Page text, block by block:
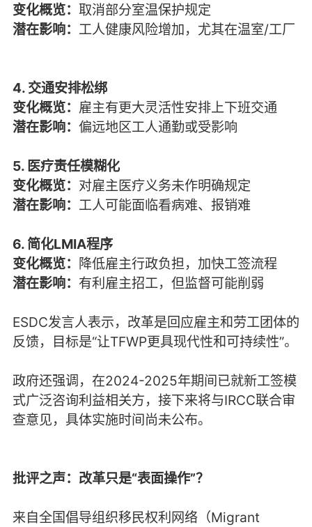
变化概览： 取消部分室温保护规定
潜在影响： 工人健康风险增加，尤其在温室/工厂
4. 交通安排松绑
变化概览： 雇主有更大灵活性安排上下班交通
潜在影响： 偏远地区工人通勤或受影响
5. 医疗责任模糊化
变化概览： 对雇主医疗义务未作明确规定
潜在影响： 工人可能面临看病难、报销难
6. 简化LMIA程序
变化概览： 降低雇主行政负担，加快工签流程
潜在影响： 有利雇主招工，但监督可能削弱
ESDC发言人表示，改革是回应雇主和劳工团体的
反馈，目标是“让TFWP更具现代性和可持续性”。
政府还强调，在2024-2025年期间已就新工签模
式广泛咨询利益相关方，接下来将与IRCC联合审
查意见，具体实施时间尚未公布。
批评之声：改革只是“表面操作”？
来自全国倡导组织移民权利网络（Migrant